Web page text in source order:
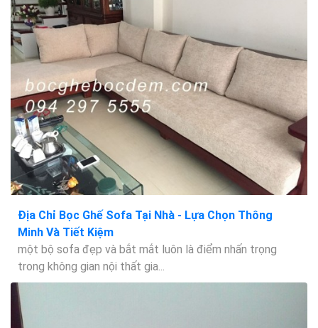
Địa Chỉ Bọc Ghế Sofa Tại Nhà - Lựa Chọn Thông
Minh Và Tiết Kiệm
một bộ sofa đẹp và bắt mắt luôn là điểm nhấn trọng
trong không gian nội thất gia...